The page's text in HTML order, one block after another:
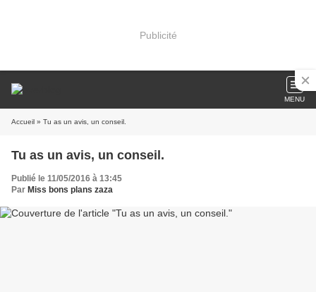
Publicité
MENU
Accueil » Tu as un avis, un conseil.
Tu as un avis, un conseil.
Publié le 11/05/2016 à 13:45
Par Miss bons plans zaza